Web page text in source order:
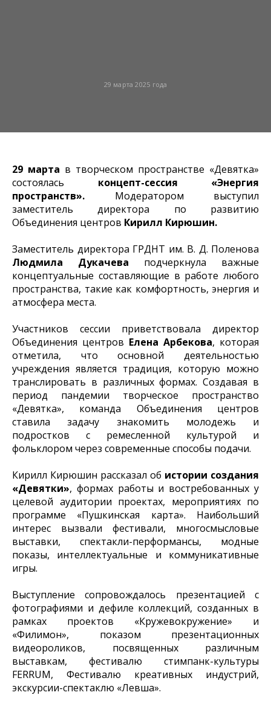
29 марта 2025 года
29 марта в творческом пространстве «Девятка»
состоялась концепт-сессия «Энергия
пространств». Модератором выступил
заместитель директора по развитию
Объединения центров Кирилл Кирюшин.
Заместитель директора ГРДНТ им. В. Д. Поленова
Людмила Дукачева подчеркнула важные
концептуальные составляющие в работе любого
пространства, такие как комфортность, энергия и
атмосфера места.
Участников сессии приветствовала директор
Объединения центров Елена Арбекова, которая
отметила, что основной деятельностью
учреждения является традиция, которую можно
транслировать в различных формах. Создавая в
период пандемии творческое пространство
«Девятка», команда Объединения центров
ставила задачу знакомить молодежь и
подростков с ремесленной культурой и
фольклором через современные способы подачи.
Кирилл Кирюшин рассказал об истории создания
«Девятки», формах работы и востребованных у
целевой аудитории проектах, мероприятиях по
программе «Пушкинская карта». Наибольший
интерес вызвали фестивали, многосмысловые
выставки, спектакли-перформансы, модные
показы, интеллектуальные и коммуникативные
игры.
Выступление сопровождалось презентацией с
фотографиями и дефиле коллекций, созданных в
рамках проектов «Кружевокружение» и
«Филимон», показом презентационных
видеороликов, посвященных различным
выставкам, фестивалю стимпанк-культуры
FERRUM, Фестивалю креативных индустрий,
экскурсии-спектаклю «Левша».